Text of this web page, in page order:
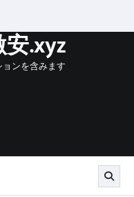
.xyz
ョンを含みます